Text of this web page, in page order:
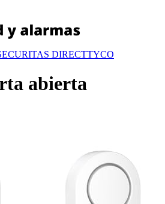
DIRECTTYCO
abierta